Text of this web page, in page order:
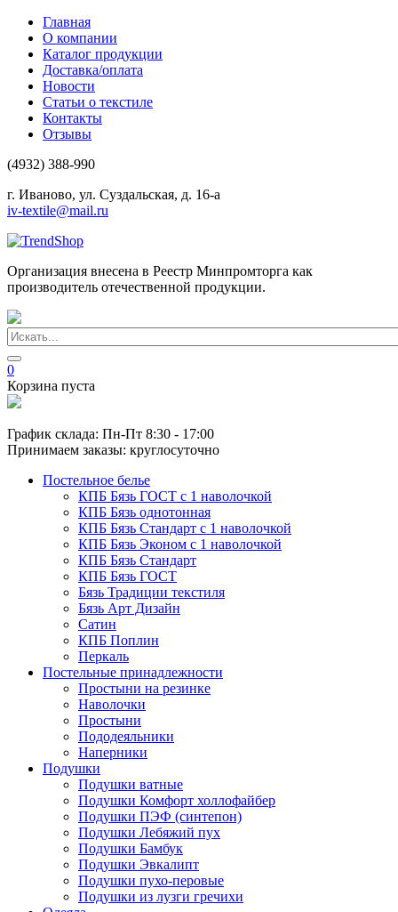
Главная
О компании
Каталог продукции
Доставка/оплата
Новости
Статьи о текстиле
Контакты
Отзывы
(4932) 388-990
г. Иваново, ул. Суздальская, д. 16-а
iv-textile@mail.ru
Организация внесена в Реестр Минпромторга как
производитель отечественной продукции.
0
Корзина пуста
График склада: Пн-Пт 8:30 - 17:00
Принимаем заказы: круглосуточно
Постельное белье
КПБ Бязь ГОСТ c 1 наволочкой
КПБ Бязь однотонная
КПБ Бязь Стандарт c 1 наволочкой
КПБ Бязь Эконом с 1 наволочкой
КПБ Бязь Стандарт
КПБ Бязь ГОСТ
Бязь Традиции текстиля
Бязь Арт Дизайн
Сатин
КПБ Поплин
Перкаль
Постельные принадлежности
Простыни на резинке
Наволочки
Простыни
Пододеяльники
Наперники
Подушки
Подушки ватные
Подушки Комфорт холлофайбер
Подушки ПЭФ (синтепон)
Подушки Лебяжий пух
Подушки Бамбук
Подушки Эвкалипт
Подушки пухо-перовые
Подушки из лузги гречихи